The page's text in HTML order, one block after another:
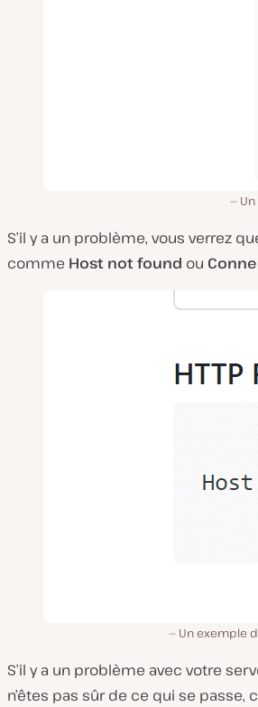
S’il y a un problème, vous verrez
comme Host not found ou
Un exemple
S’il y a un problème avec votre
n’êtes pas sûr de ce qui se